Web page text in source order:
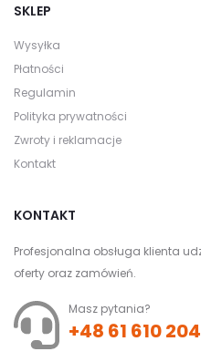
SKLEP
Wysyłka
Płatności
Regulamin
Polityka prywatności
Zwroty i reklamacje
Kontakt
KONTAKT
Profesjonalna obsługa klienta
oferty oraz zamówień.
Masz pytania?
+48 61 610